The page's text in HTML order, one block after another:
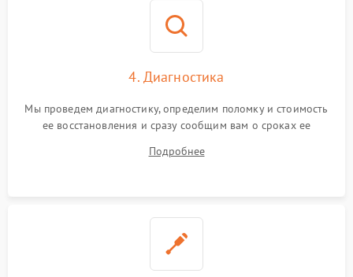
4. Диагностика
Мы проведем диагностику, определим поломку и стоимость
ее восстановления и сразу сообщим вам о сроках ее
Подробнее